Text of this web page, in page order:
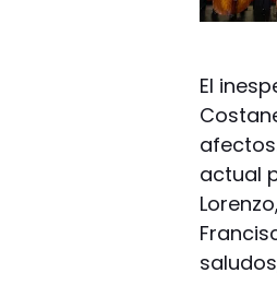
El
actual